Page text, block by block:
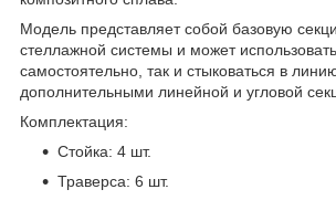
Модель представляет собой базовую
стеллажной системы и может
самостоятельно, так и стыковаться в
дополнительными линейной и угловой
Комплектация:
Стойка: 4 шт.
Траверса: 6 шт.